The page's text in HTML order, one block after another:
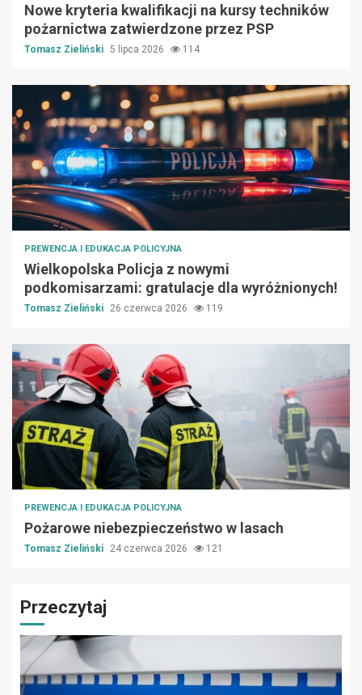
Nowe kryteria kwalifikacji na kursy techników
pożarnictwa zatwierdzone przez PSP
Tomasz Zieliński 5 lipca 2026 114
PREWENCJA I EDUKACJA POLICYJNA
Wielkopolska Policja z nowymi
podkomisarzami: gratulacje dla wyróżnionych!
Tomasz Zieliński 26 czerwca 2026 119
PREWENCJA I EDUKACJA POLICYJNA
Pożarowe niebezpieczeństwo w lasach
Tomasz Zieliński 24 czerwca 2026 121
Przeczytaj